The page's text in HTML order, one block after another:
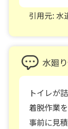
引用元: 水
水廻
トイレが
着脱作業
事前に見